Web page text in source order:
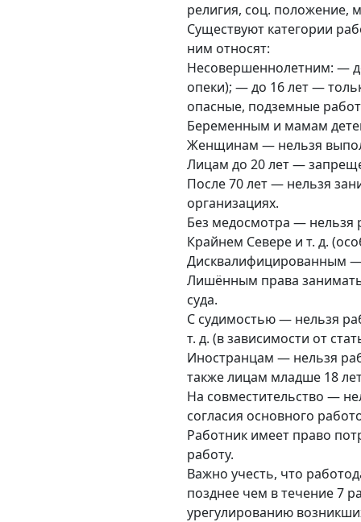
религия, соц. положение,
Существуют категории
ним относят:
Несовершеннолетним: —
опеки); — до 16 лет —
опасные, подземные
Беременным и мамам
Женщинам — нельзя
Лицам до 20 лет —
После 70 лет — нельзя
организациях.
Без медосмотра — нельзя
Крайнем Севере и т. д.
Дисквалифицированным —
Лишённым права
суда.
С судимостью — нельзя
т. д. (в зависимости от
Иностранцам — нельзя
также лицам младше 18
На совместительство —
согласия основного
Работник имеет право
работу.
Важно учесть, что
позднее чем в течение 7
урегулированию